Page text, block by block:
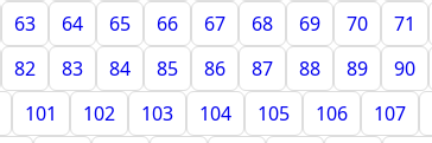
63 64 65 66 67 68 69 70 71
82 83 84 85 86 87 88 89 90
101 102 103 104 105 106 107